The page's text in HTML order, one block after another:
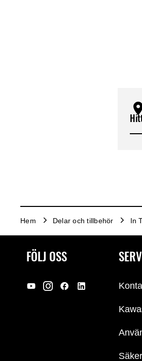
Hem Delar och tillbehör In
FÖLJ OSS